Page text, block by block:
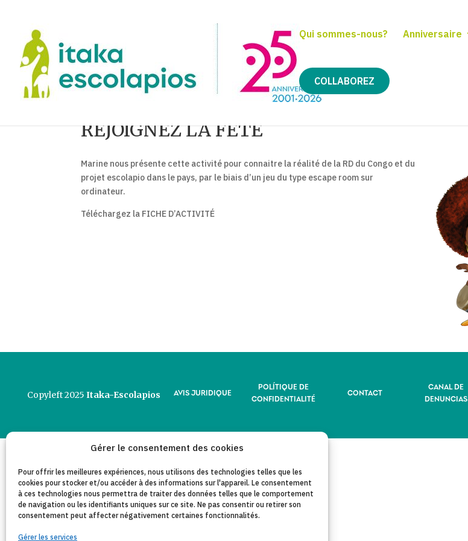
Gérer le consentement des cookies
Pour offrir les meilleures expériences, nous utilisons des technologies telles que les
cookies pour stocker et/ou accéder à des informations sur l'appareil. Le consentement
à ces technologies nous permettra de traiter des données telles que le comportement
de navigation ou les identifiants uniques sur ce site. Ne pas consentir ou retirer son
consentement peut affecter négativement certaines fonctionnalités.
Gérer les services
Qui sommes-nous? Anniversaire
COLLABOREZ
REJOIGNEZ LA FÊTE
Marine nous présente cette activité pour connaitre la réalité de la RD du Congo et du
projet escolapio dans le pays, par le biais d’un jeu du type escape room sur
ordinateur.
Téléchargez la FICHE D’ACTIVITÉ
Copyleft 2025 Itaka-Escolapios AVIS JURIDIQUE
POLÍTIQUE DE
CONFIDENTIALITÉ
CONTACT
CANAL DE
DENUNCIAS